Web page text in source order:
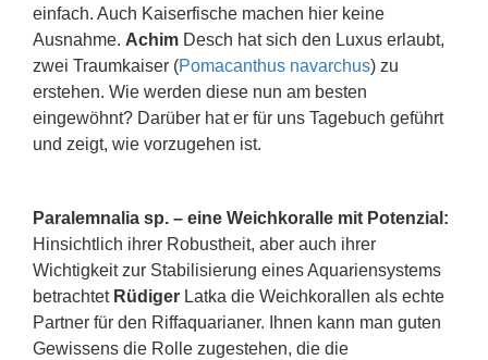
einfach. Auch Kaiserfische machen hier keine
Ausnahme. Achim Desch hat sich den Luxus erlaubt,
zwei Traumkaiser (Pomacanthus navarchus) zu
erstehen. Wie werden diese nun am besten
eingewöhnt? Darüber hat er für uns Tagebuch geführt
und zeigt, wie vorzugehen ist.
Paralemnalia sp. – eine Weichkoralle mit Potenzial:
Hinsichtlich ihrer Robustheit, aber auch ihrer
Wichtigkeit zur Stabilisierung eines Aquariensystems
betrachtet Rüdiger Latka die Weichkorallen als echte
Partner für den Riffaquarianer. Ihnen kann man guten
Gewissens die Rolle zugestehen, die die